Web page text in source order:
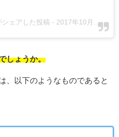
ェアした投稿 - 2017年10月月28日午後4時07分PDT
しょうか。
、以下のようなものであると